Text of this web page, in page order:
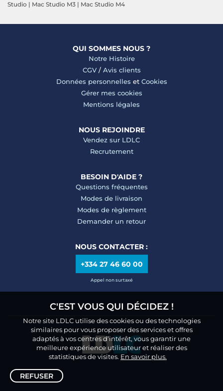
Studio | Mac Studio M3 | Mac Studio M4
QUI SOMMES NOUS ?
Notre Histoire
CGV/ Avis clients
Données personnelles et Cookies
Gérer mes cookies
Mentions légales
NOUS REJOINDRE
Vendez sur LDLC
Recrutement
BESOIN D'AIDE ?
Questions fréquentes
Modes de livraison
Modes de règlement
Demander un retour
NOUS CONTACTER :
+334 27 46 60 00
Appel non surtaxé
C'EST VOUS QUI DÉCIDEZ !
Notre site LDLC utilise des cookies ou des technologies
similaires pour vous proposer des services et offres
adaptés à vos centres d’intérêt, vous garantir une
meilleure expérience utilisateur et réaliser des
statistiques de visites. En savoir plus.
REFUSER